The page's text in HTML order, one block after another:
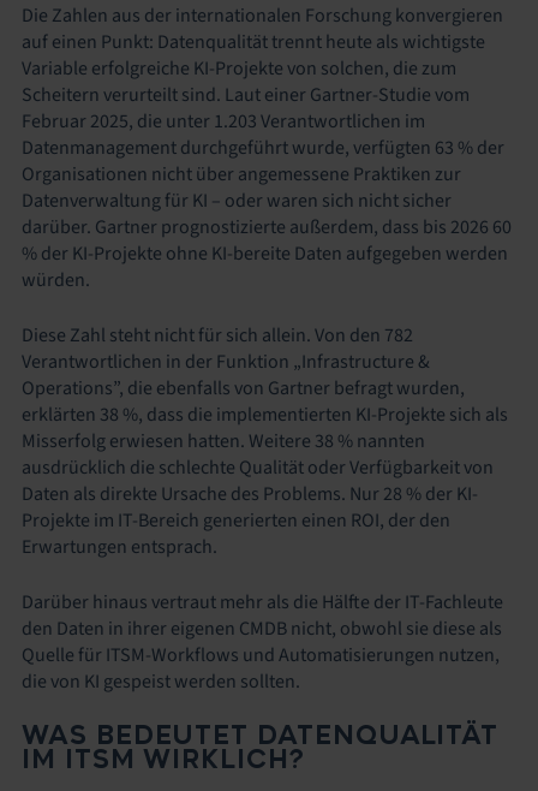
Die Zahlen aus der internationalen Forschung konvergieren
auf einen Punkt: Datenqualität trennt heute als wichtigste
Variable erfolgreiche KI-Projekte von solchen, die zum
Scheitern verurteilt sind. Laut einer Gartner-Studie vom
Februar 2025, die unter 1.203 Verantwortlichen im
Datenmanagement durchgeführt wurde, verfügten 63 % der
Organisationen nicht über angemessene Praktiken zur
Datenverwaltung für KI – oder waren sich nicht sicher
darüber. Gartner prognostizierte außerdem, dass bis 2026 60
% der KI-Projekte ohne KI-bereite Daten aufgegeben werden
würden.
Diese Zahl steht nicht für sich allein. Von den 782
Verantwortlichen in der Funktion „Infrastructure &
Operations”, die ebenfalls von Gartner befragt wurden,
erklärten 38 %, dass die implementierten KI-Projekte sich als
Misserfolg erwiesen hatten. Weitere 38 % nannten
ausdrücklich die schlechte Qualität oder Verfügbarkeit von
Daten als direkte Ursache des Problems. Nur 28 % der KI-
Projekte im IT-Bereich generierten einen ROI, der den
Erwartungen entsprach.
Darüber hinaus vertraut mehr als die Hälfte der IT-Fachleute
den Daten in ihrer eigenen CMDB nicht, obwohl sie diese als
Quelle für ITSM-Workflows und Automatisierungen nutzen,
die von KI gespeist werden sollten.
WAS BEDEUTET DATENQUALITÄT
IM ITSM WIRKLICH?